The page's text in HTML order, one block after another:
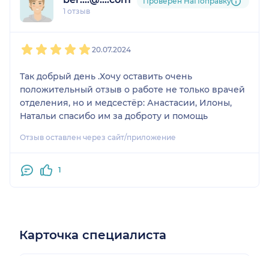
1 отзыв
20.07.2024
Так добрый день .Хочу оставить очень
положительный отзыв о работе не только врачей
отделения, но и медсестёр: Анастасии, Илоны,
Натальи спасибо им за доброту и помощь
Отзыв оставлен через сайт/приложение
1
Карточка специалиста